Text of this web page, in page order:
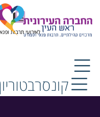
לאירועי תרבות